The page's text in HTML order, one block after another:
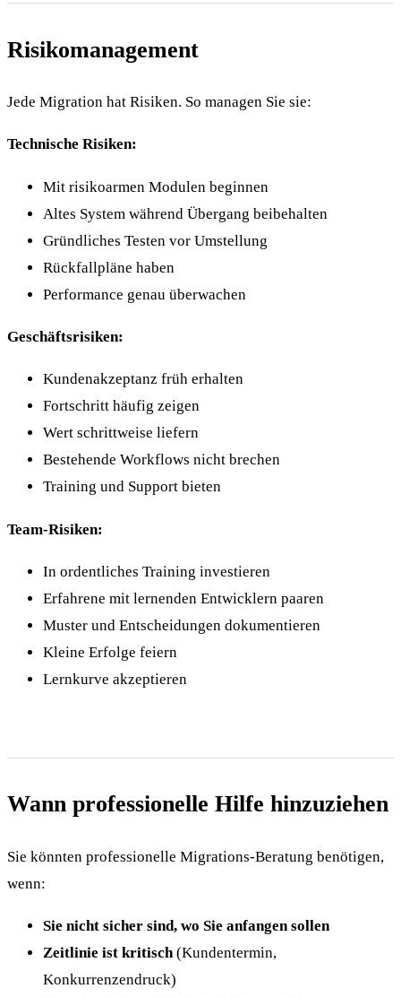
Risikomanagement
Jede Migration hat Risiken. So managen Sie sie:
Technische Risiken:
Mit risikoarmen Modulen beginnen
Altes System während Übergang beibehalten
Gründliches Testen vor Umstellung
Rückfallpläne haben
Performance genau überwachen
Geschäftsrisiken:
Kundenakzeptanz früh erhalten
Fortschritt häufig zeigen
Wert schrittweise liefern
Bestehende Workflows nicht brechen
Training und Support bieten
Team-Risiken:
In ordentliches Training investieren
Erfahrene mit lernenden Entwicklern paaren
Muster und Entscheidungen dokumentieren
Kleine Erfolge feiern
Lernkurve akzeptieren
Wann professionelle Hilfe hinzuziehen
Sie könnten professionelle Migrations-Beratung benötigen,
wenn:
Sie nicht sicher sind, wo Sie anfangen sollen
Zeitlinie ist kritisch(Kundentermin,
Konkurrenzendruck)